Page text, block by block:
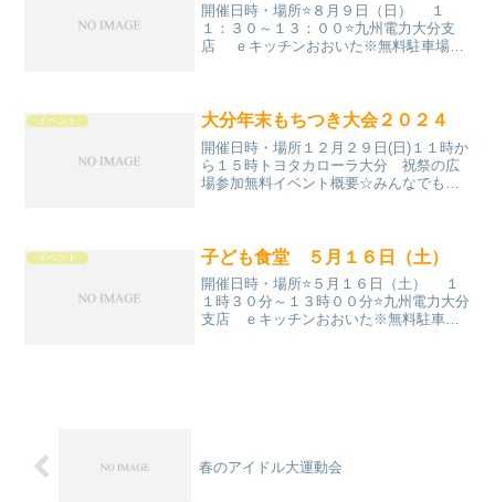
開催日時・場所⭐️８月９日（日） １
１：３０～１３：００⭐️九州電力大分支
店 ｅキッチンおおいた※無料駐車場は
可学...
イベント 大分年末もちつき大会２０２４
開催日時・場所１２月２９日(日)１１時か
ら１５時トヨタカローラ大分 祝祭の広
場参加無料イベント概要☆みんなでもち
参加！？出演☆ステー...
イベント 子ども食堂 ５月１６日（土）
開催日時・場所⭐️５月１６日（土） １
１時３０分～１３時００分⭐️九州電力大分
支店 ｅキッチンおおいた※無料駐車場
春のアイドル大運動会